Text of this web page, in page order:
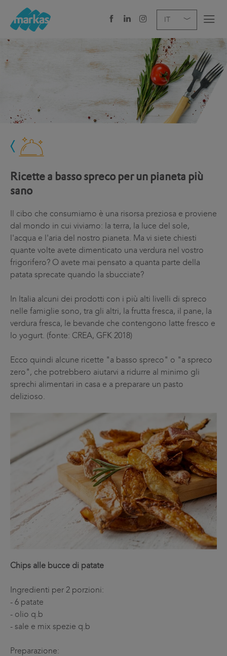
IT
DE
EN
AZIENDA
SETTORE
CAREER
SEDI E CONTATTI
Ricette a basso spreco per un pianeta più
sano
Il cibo che consumiamo è una risorsa preziosa e proviene
dal mondo in cui viviamo: la terra, la luce del sole,
l'acqua e l'aria del nostro pianeta. Ma vi siete chiesti
quante volte avete dimenticato una verdura nel vostro
frigorifero? O avete mai pensato a quanta parte della
patata sprecate quando la sbucciate?
In Italia alcuni dei prodotti con i più alti livelli di spreco
nelle famiglie sono, tra gli altri, la frutta fresca, il pane, la
verdura fresca, le bevande che contengono latte fresco e
lo yogurt. (fonte: CREA, GFK 2018)
Ecco quindi alcune ricette "a basso spreco" o "a spreco
zero", che potrebbero aiutarvi a ridurre al minimo gli
sprechi alimentari in casa e a preparare un pasto
delizioso.
Chips alle bucce di patate
Ingredienti per 2 porzioni:
- 6 patate
- olio q.b
- sale e mix spezie q.b
Preparazione: